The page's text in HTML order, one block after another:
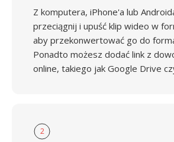
Z komputera, iPhone'a lub
przeciągnij i upuść klip wideo w
aby przekonwertować go do
Ponadto możesz dodać link z
online, takiego jak Google Drive
2